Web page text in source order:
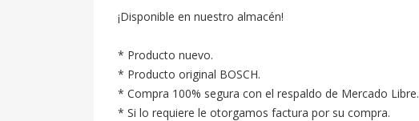
¡Disponible en nuestro almacén!
* Producto nuevo.
* Producto original BOSCH.
* Compra 100% segura con el respaldo de Mercado Libre.
* Si lo requiere le otorgamos factura por su compra.